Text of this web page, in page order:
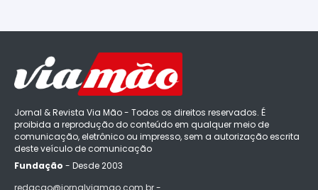
Jornal & Revista Via Mão - Todos os direitos reservados. É
proibida a reprodução do conteúdo em qualquer meio de
comunicação, eletrônico ou impresso, sem a autorização escrita
deste veículo de comunicação
Fundação - Desde 2003
redacao@jornalviamao.com.br -